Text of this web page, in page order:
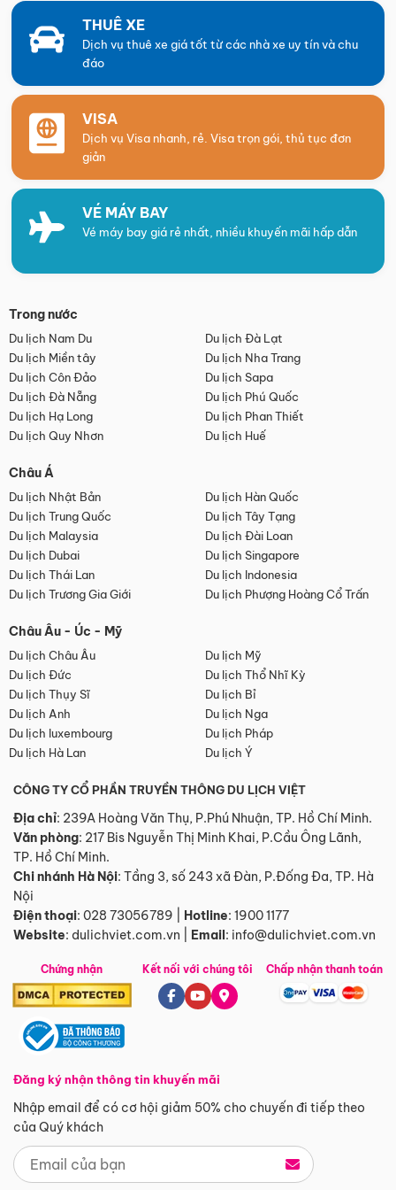
THUÊ XE
Dịch vụ thuê xe giá tốt từ các nhà xe uy tín và chu
đáo
VISA
Dịch vụ Visa nhanh, rẻ. Visa trọn gói, thủ tục đơn
giản
VÉ MÁY BAY
Vé máy bay giá rẻ nhất, nhiều khuyến mãi hấp dẫn
Trong nước
Du lịch Nam Du
Du lịch Đà Lạt
Du lịch Miền tây
Du lịch Nha Trang
Du lịch Côn Đảo
Du lịch Sapa
Du lịch Đà Nẵng
Du lịch Phú Quốc
Du lịch Hạ Long
Du lịch Phan Thiết
Du lịch Quy Nhơn
Du lịch Huế
Châu Á
Du lịch Nhật Bản
Du lịch Hàn Quốc
Du lịch Trung Quốc
Du lịch Tây Tạng
Du lịch Malaysia
Du lịch Đài Loan
Du lịch Dubai
Du lịch Singapore
Du lịch Thái Lan
Du lịch Indonesia
Du lịch Trương Gia Giới
Du lịch Phượng Hoàng Cổ Trấn
Châu Âu - Úc - Mỹ
Du lịch Châu Âu
Du lịch Mỹ
Du lịch Đức
Du lịch Thổ Nhĩ Kỳ
Du lịch Thụy Sĩ
Du lịch Bỉ
Du lịch Anh
Du lịch Nga
Du lịch luxembourg
Du lịch Pháp
Du lịch Hà Lan
Du lịch Ý
CÔNG TY CỔ PHẦN TRUYỀN THÔNG DU LỊCH VIỆT
Địa chỉ: 239A Hoàng Văn Thụ, P.Phú Nhuận, TP. Hồ Chí Minh.
Văn phòng: 217 Bis Nguyễn Thị Minh Khai, P.Cầu Ông Lãnh,
TP. Hồ Chí Minh.
Chi nhánh Hà Nội: Tầng 3, số 243 xã Đàn, P.Đống Đa, TP. Hà
Nội
Điện thoại: 028 73056789 Hotline: 1900 1177
Website: dulichviet.com.vn Email: info@dulichviet.com.vn
Chứng nhận
Đăng ký nhận thông tin khuyến mãi
Nhập email để có cơ hội giảm 50% cho chuyến đi tiếp theo
của Quý khách
Kết nối với chúng tôi Chấp nhận thanh toán